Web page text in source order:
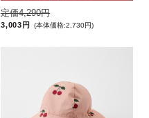
定価4,290円
3,003円 (本体価格:2,730円)